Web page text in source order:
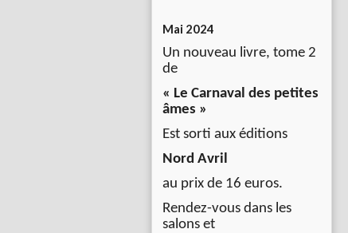
Mai 2024
Un nouveau livre, tome 2
de
« Le Carnaval des petites
âmes »
Est sorti aux éditions
Nord Avril
au prix de 16 euros.
Rendez-vous dans les
salons et